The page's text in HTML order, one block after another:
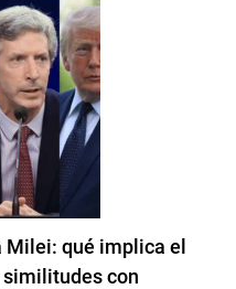
Milei: qué implica el
similitudes con